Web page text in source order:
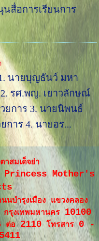
สื่อการเรียนการ
นายบุญธันว์ มหา
รศ.พญ. เยาวลักษณ์
ยการ 3. นายนิพนธ์
การ 4. นายอร...
าสมเด็จย่า
Princess Mother's
บำรุงเมือง แขวงคลอง
กรุงเทพมหานคร10100
ต่อ2110 โทรสาร0 -